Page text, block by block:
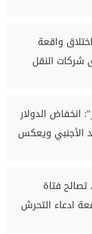
واقعة
شركات النقل
انخفاض الدولار
الأجنبي ويعكس
تصالح فتاة
ادعاء التحرش